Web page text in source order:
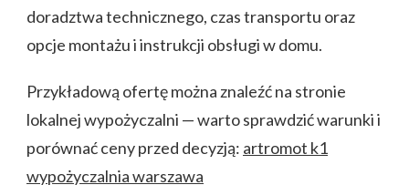
doradztwa technicznego, czas transportu oraz
opcje montażu i instrukcji obsługi w domu.
Przykładową ofertę można znaleźć na stronie
lokalnej wypożyczalni — warto sprawdzić warunki i
porównać ceny przed decyzją: artromot k1
wypożyczalnia warszawa